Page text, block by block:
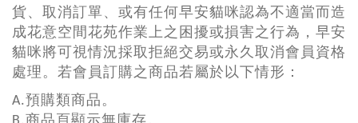
貨、取消訂單、或有任何早安貓咪認為不適當而造
成花意空間花苑作業上之困擾或損害之行為，早安
貓咪將可視情況採取拒絕交易或永久取消會員資格
處理。若會員訂購之商品若屬於以下情形：
A.預購類商品。